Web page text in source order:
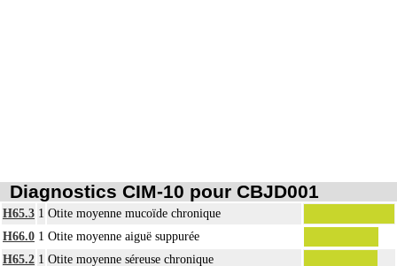
Diagnostics CIM-10 pour CBJD001
H65.3 1 Otite moyenne mucoïde chronique
H66.0 1 Otite moyenne aiguë suppurée
H65.2 1 Otite moyenne séreuse chronique